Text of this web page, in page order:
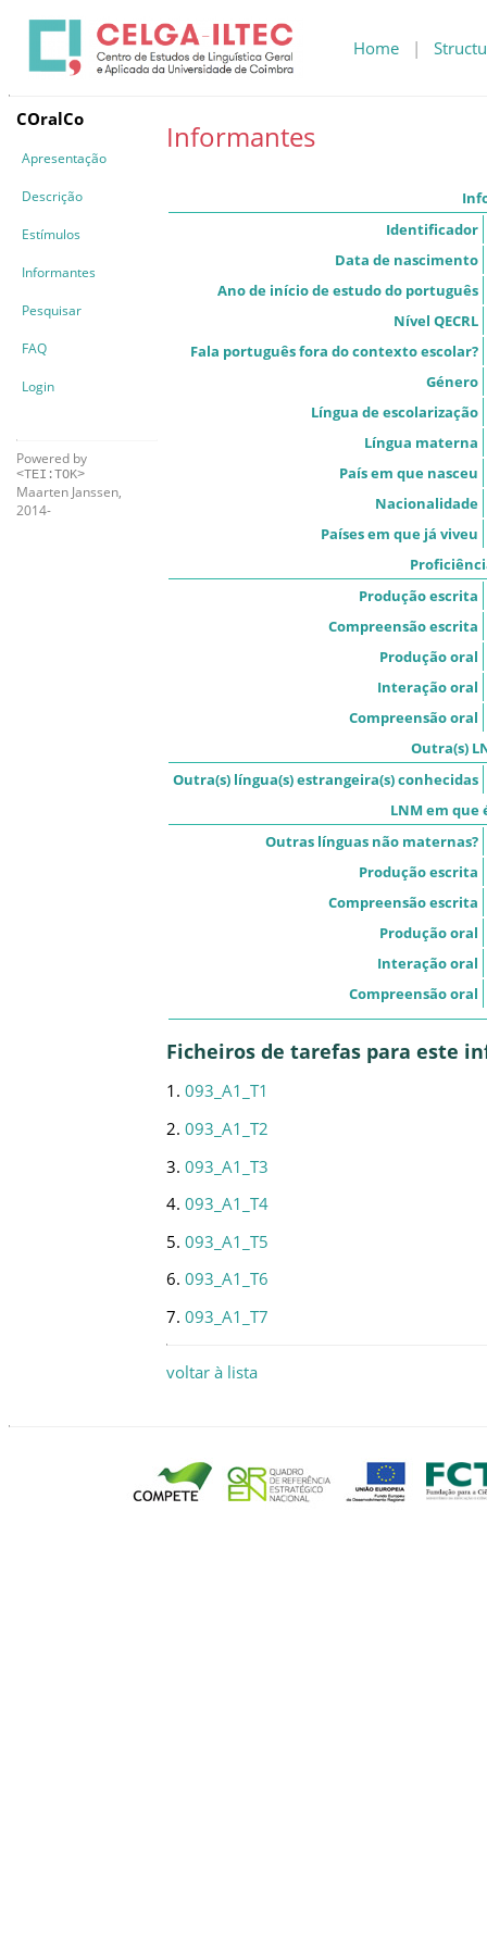
Home |
COralCo
Apresentação
Descrição
Estímulos
Informantes
Pesquisar
FAQ
Login
Powered by
<TEI:TOK>
Maarten Janssen,
2014-
Informantes
Identificador
Data de nascimento
Ano de início de estudo do português
Nível QECRL
Fala português fora do contexto escolar?
Género
Língua de escolarização
Língua materna
País em que nasceu
Nacionalidade
Países em que já viveu
Produção escrita
Compreensão escrita
Produção oral
Interação oral
Compreensão oral
Outra(s)
Outra(s) língua(s) estrangeira(s) conhecidas
LNM em que
Outras línguas não maternas?
Produção escrita
Compreensão escrita
Produção oral
Interação oral
Compreensão oral
Ficheiros de tarefas para este
1. 093_A1_T1
2. 093_A1_T2
3. 093_A1_T3
4. 093_A1_T4
5. 093_A1_T5
6. 093_A1_T6
7. 093_A1_T7
voltar à lista